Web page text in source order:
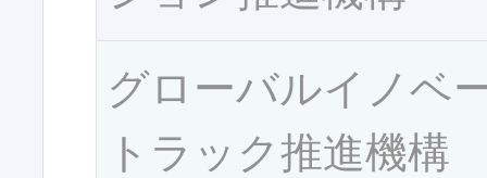
グローバルイノベ
トラック推進機構